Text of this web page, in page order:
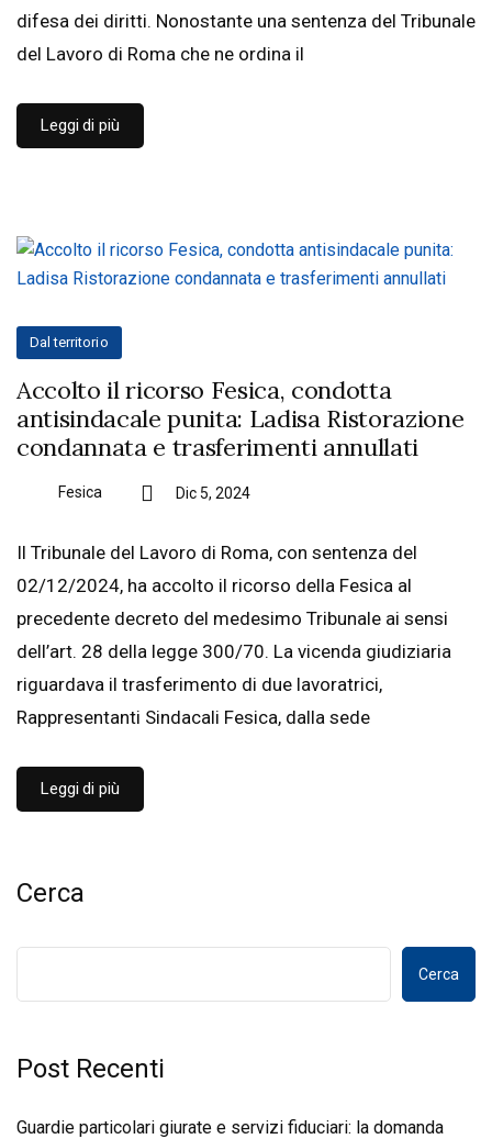
difesa dei diritti. Nonostante una sentenza del Tribunale
del Lavoro di Roma che ne ordina il
Leggi di più
Dal territorio
Accolto il ricorso Fesica, condotta
antisindacale punita: Ladisa Ristorazione
condannata e trasferimenti annullati
Fesica Dic 5, 2024
Il Tribunale del Lavoro di Roma, con sentenza del
02/12/2024, ha accolto il ricorso della Fesica al
precedente decreto del medesimo Tribunale ai sensi
dell’art. 28 della legge 300/70. La vicenda giudiziaria
riguardava il trasferimento di due lavoratrici,
Rappresentanti Sindacali Fesica, dalla sede
Leggi di più
Cerca
Cerca
Post Recenti
Guardie particolari giurate e servizi fiduciari: la domanda